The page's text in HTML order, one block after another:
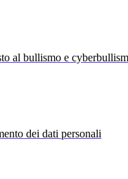
al bullismo e
dei dati personali